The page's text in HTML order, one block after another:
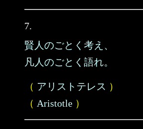
7.
賢人のごとく考え、
凡人のごとく語れ。
（ アリストテレス ）
（ Aristotle ）